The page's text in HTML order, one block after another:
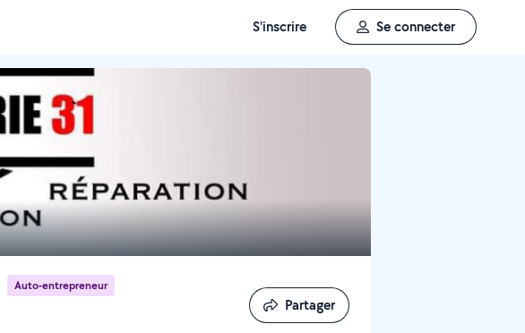
S'inscrire Se connecter
Auto-entrepreneur
Partager
Partager